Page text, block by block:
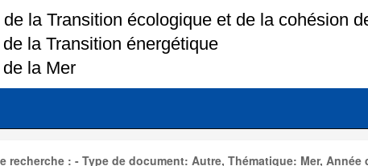
recherche : - Type de document: Autre, Thématique: Mer,